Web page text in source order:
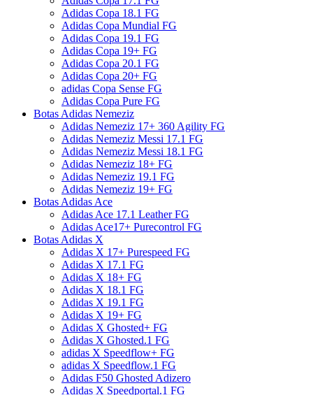
Adidas Copa 18.1 FG
Adidas Copa Mundial FG
Adidas Copa 19.1 FG
Adidas Copa 19+ FG
Adidas Copa 20.1 FG
Adidas Copa 20+ FG
adidas Copa Sense FG
Adidas Copa Pure FG
Botas Adidas Nemeziz
Adidas Nemeziz 17+ 360 Agility FG
Adidas Nemeziz Messi 17.1 FG
Adidas Nemeziz Messi 18.1 FG
Adidas Nemeziz 18+ FG
Adidas Nemeziz 19.1 FG
Adidas Nemeziz 19+ FG
Botas Adidas Ace
Adidas Ace 17.1 Leather FG
Adidas Ace17+ Purecontrol FG
Botas Adidas X
Adidas X 17+ Purespeed FG
Adidas X 17.1 FG
Adidas X 18+ FG
Adidas X 18.1 FG
Adidas X 19.1 FG
Adidas X 19+ FG
Adidas X Ghosted+ FG
Adidas X Ghosted.1 FG
adidas X Speedflow+ FG
adidas X Speedflow.1 FG
Adidas F50 Ghosted Adizero
Adidas X Speedportal.1 FG